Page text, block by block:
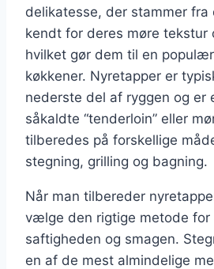
delikatesse, der stammer fra
kendt for deres møre tekstur
hvilket gør dem til en
køkkener. Nyretapper er
nederste del af ryggen og er
såkaldte “tenderloin” eller
tilberedes på forskellige
stegning, grilling og bagning.
Når man tilbereder
vælge den rigtige metode for
saftigheden og smagen.
en af de mest almindelige